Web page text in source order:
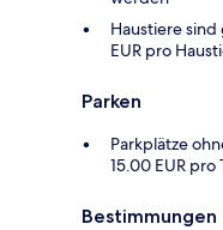
Haustiere
EUR pro
Parken
Parkplätze
15.00 EUR pro
Bestimmungen